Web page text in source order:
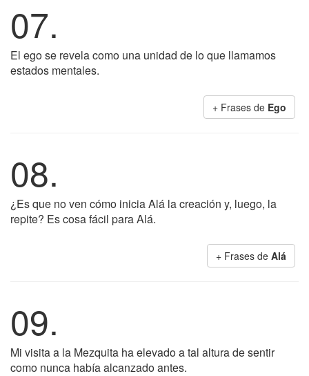
07.
El ego se revela como una unidad de lo que llamamos
estados mentales.
+ Frases de Ego
08.
¿Es que no ven cómo inicia Alá la creación y, luego, la
repite? Es cosa fácil para Alá.
+ Frases de Alá
09.
Mi visita a la Mezquita ha elevado a tal altura de sentir
como nunca había alcanzado antes.